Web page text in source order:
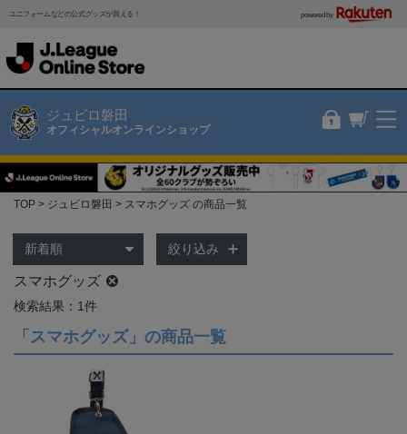
ユニフォームなどの公式グッズが買える！ powered by
ジュビロ磐田
オフィシャルオンラインショップ
TOP ジュビロ磐田 スマホグッズ の商品一覧
絞り込み
スマホグッズ
検索結果：1件
「スマホグッズ」の商品一覧